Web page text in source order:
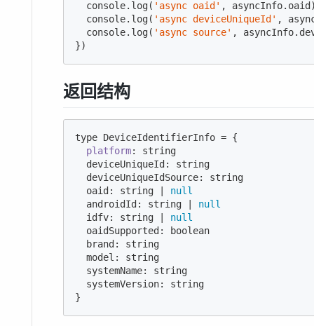
console.log( 'async oaid' ,
console.log( 'async deviceUniqueId' ,
console.log( 'async source' ,
})
返回结构
type DeviceIdentifierInfo = {
platform: string
  deviceUniqueId: string
  deviceUniqueIdSource: string
  oaid: string |
null
  androidId: string |
null
  idfv: string |
null
  oaidSupported: boolean
  brand: string
  model: string
  systemName: string
  systemVersion: string
}